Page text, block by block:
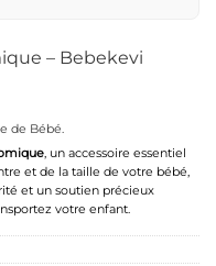
– Bebekevi
de Bébé.
, un accessoire essentiel
et de la taille de votre bébé,
et un soutien précieux
votre enfant.